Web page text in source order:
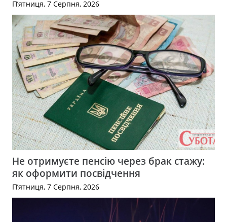
П’ятниця, 7 Серпня, 2026
Не отримуєте пенсію через брак стажу:
як оформити посвідчення
П’ятниця, 7 Серпня, 2026